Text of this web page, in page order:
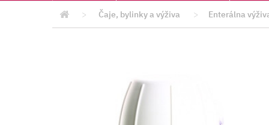
> Čaje, bylinky a výživa > Enterálna